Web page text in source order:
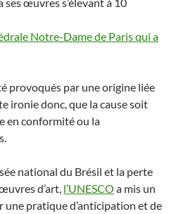
Notre-Dame de Paris qui a
provoqués par une origine liée
ironie donc, que la cause soit
en conformité ou la
national du Brésil et la perte
d’art, l’UNESCO a mis un
une pratique d’anticipation et de